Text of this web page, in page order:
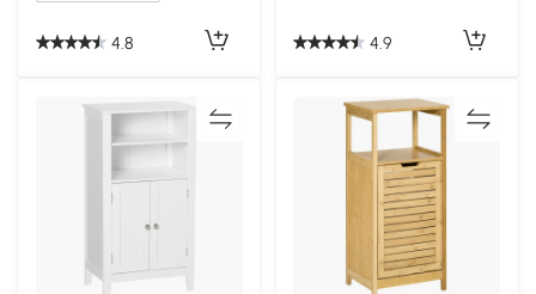
4.8 4.9